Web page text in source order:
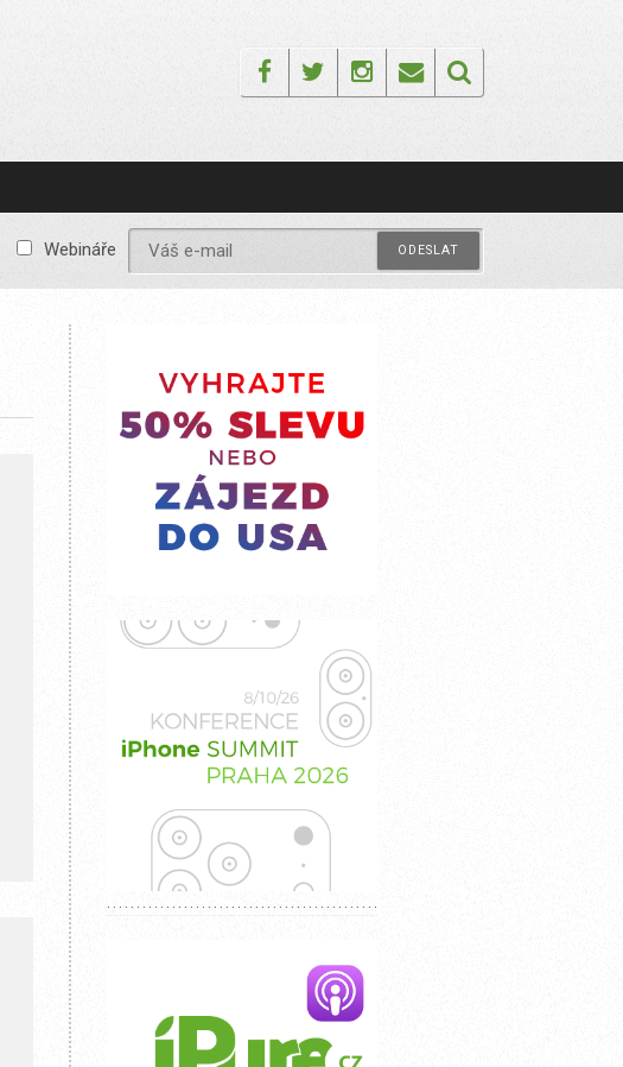
FacebookTwitterInstagram
Email
Webináře